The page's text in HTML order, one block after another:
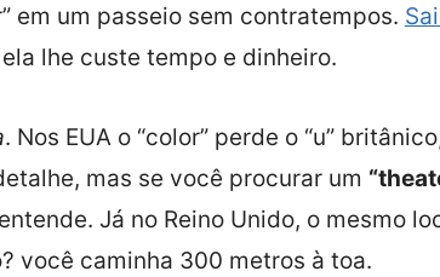
em um passeio sem contratempos.
lhe custe tempo e dinheiro.
. Nos EUA o “color” perde o “u”
mas se você procurar um
Já no Reino Unido, o mesmo
você caminha 300 metros à toa.